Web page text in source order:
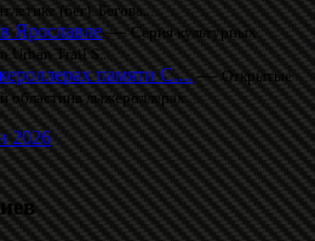
(бег). Бегова...
Ярославле—Серия культурных
Urban Trail S...
памяти С....—Открытые
областина лыжероллерах....
2026